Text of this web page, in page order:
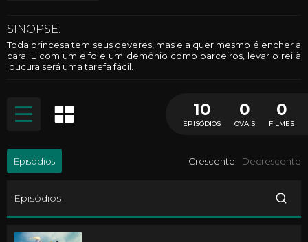
SINOPSE:
Toda princesa tem seus deveres, mas ela quer mesmo é encher a
cara. E com um elfo e um demônio como parceiros, levar o rei à
loucura será uma tarefa fácil.
10
EPISÓDIOS
0
OVA'S
0
FILMES
Episódios Crescente Decrescente
Episódios